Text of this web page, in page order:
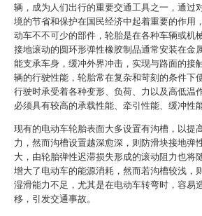
辆，成为人们出行的重要交通工具之一，通过
境的节省和保护在国民经济中起着重要的作用
动车不不可少的部件，轮胎是在各种车辆或机
接地滚动的圆环形弹性橡胶制品通常安装在金
能支承车身，缓冲外界冲击，实现与路面的接
辆的行驶性能，轮胎常在复杂和苛刻的条件下
行驶时承受着各种变形、负荷、力以及高低温
必须具有较高的承载性能、牵引性能、缓冲性能
现有的电动车轮胎表面大多设置有沟槽，以提
力，然而沟槽设置越深愈深，则防滑块接地弹
大，由轮胎弹性迟滞损失形成的滚动阻力也将
增大了电动车的能源消耗，然而若沟槽较浅，
湿滑能力不足，尤其是在电动车转弯时，容易
移，引发交通事故。